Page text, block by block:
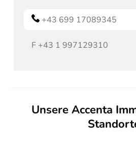
+43 699 17089345
F +43 1 997129310
Unsere Accenta